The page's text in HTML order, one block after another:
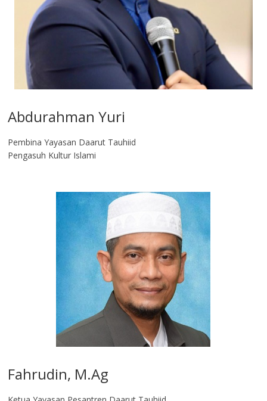
Abdurahman Yuri
Pembina Yayasan Daarut Tauhiid
Pengasuh Kultur Islami
Fahrudin, M.Ag​